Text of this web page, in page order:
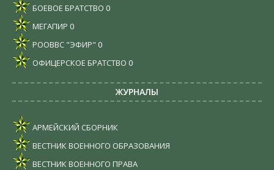
БОЕВОЕ БРАТСТВО 0
МЕГАПИР 0
РООВВС "ЭФИР" 0
ОФИЦЕРСКОЕ БРАТСТВО 0
ЖУРНАЛЫ
АРМЕЙСКИЙ СБОРНИК
ВЕСТНИК ВОЕННОГО ОБРАЗОВАНИЯ
ВЕСТНИК ВОЕННОГО ПРАВА